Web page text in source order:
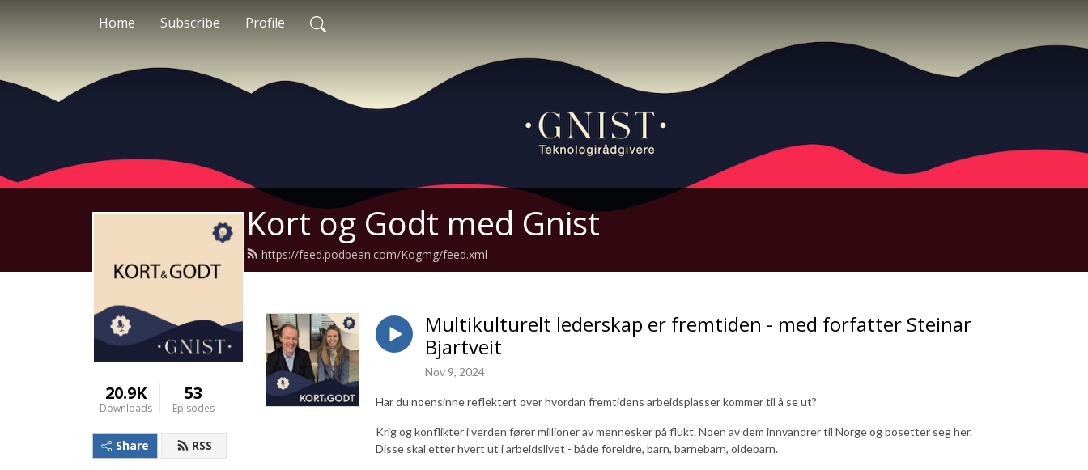
Home Subscribe Profile
Kort og Godt med Gnist
https://feed.podbean.com/Kogmg/feed.xml
20.9K
Downloads
53
Episodes
Share RSS
Multikulturelt lederskap er fremtiden - med forfatter Steinar
Bjartveit
Nov 9, 2024
Har du noensinne reflektert over hvordan fremtidens arbeidsplasser kommer til å se ut?
Krig og konflikter i verden fører millioner av mennesker på flukt. Noen av dem innvandrer til Norge og bosetter seg her.
Disse skal etter hvert ut i arbeidslivet - både foreldre, barn, barnebarn, oldebarn.